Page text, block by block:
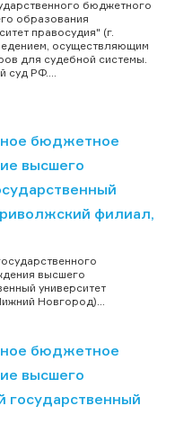
бюджетного
образования
правосудия" (г.
осуществляющим
для судебной системы.
суд РФ....
бюджетное
высшего
филиал,
высшего
университет
Новгород)...
бюджетное
высшего
государственный